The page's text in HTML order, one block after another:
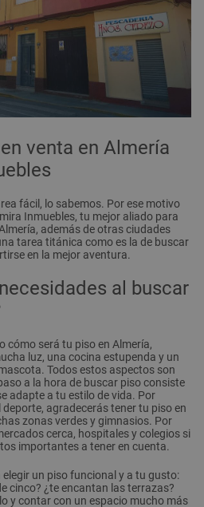
venta en Almería
fácil, lo sabemos. Por ese motivo
Inmuebles, tu mejor aliado para
además de otras ciudades
tarea titánica como es la de buscar
en la mejor aventura.
al buscar
cómo será tu piso en Almería,
luz, una cocina estupenda y un
Todos estos aspectos son
a la hora de buscar piso consiste
adapte a tu estilo de vida. Por
agradecerás tener tu piso en
zonas verdes y gimnasios. Por
cerca, hospitales y colegios si
importantes a tener en cuenta.
un piso funcional y a tu gusto:
cinco? ¿te encantan las terrazas?
y contar con un espacio mucho más